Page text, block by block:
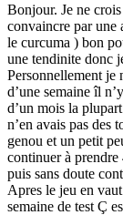
Bonjour. Je ne
convaincre par une
le curcuma ) bon
une tendinite donc
Personnellement je
d’une semaine îl
d’un mois la
n’en avais pas des
genou et un petit
continuer à
puis sans doute
Apres le jeu en
semaine de test Ç